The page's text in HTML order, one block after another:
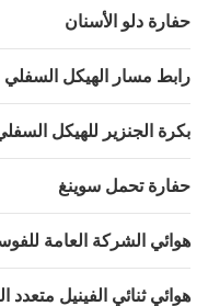
دلو الأسنان
مسار الهيكل السفلي
الجنزير للهيكل السفلي
تحمل سوينغ
الشركة العامة للفوسفات
ثنائي الفينيل متعدد الكلور